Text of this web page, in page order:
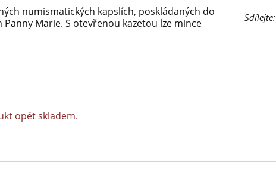
numismatických kapslích, poskládaných do
Marie. S otevřenou kazetou lze mince
opět skladem.
Sdílejte: